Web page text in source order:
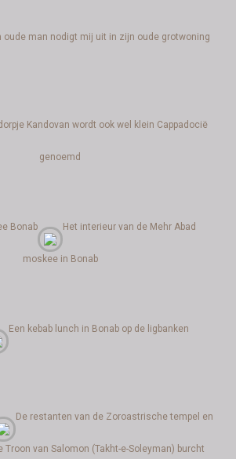
oude man nodigt mij uit in zijn oude grotwoning
Kandovan wordt ook wel klein Cappadocië
genoemd
Bonab Het interieur van de Mehr Abad
moskee in Bonab
Een kebab lunch in Bonab op de ligbanken
De restanten van de Zoroastrische tempel en
Troon van Salomon (Takht-e-Soleyman) burcht